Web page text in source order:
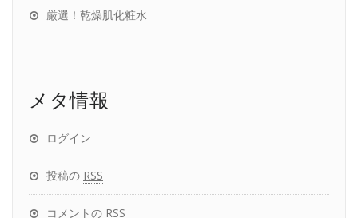
厳選！乾燥肌化粧水
メタ情報
ログイン
投稿の RSS
コメントの RSS